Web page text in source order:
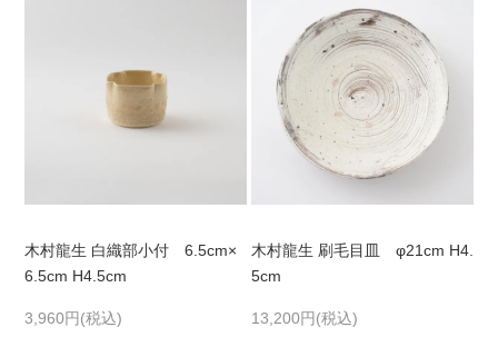
木村龍生 白織部小付 6.5cm×
6.5cm H4.5cm
3,960円(税込)
木村龍生 刷毛目皿 φ21cm H4.
5cm
13,200円(税込)